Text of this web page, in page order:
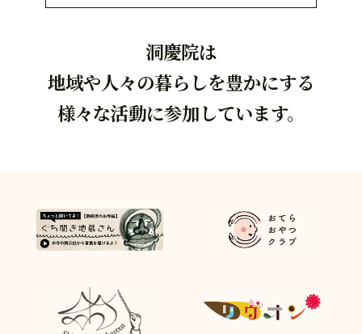
洞慶院は
地域や人々の暮らしを豊かにする
様々な活動に参加しています。